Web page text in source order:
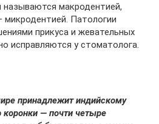
макродентией,
Патологии
прикуса и жевательных
исправляются у стоматолога.
принадлежит индийскому
коронки — почти четыре